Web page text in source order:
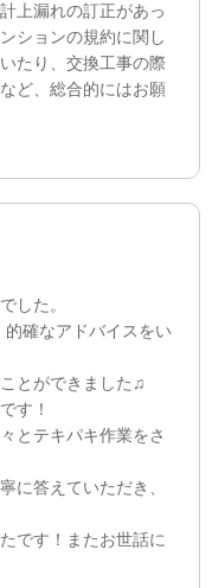
上漏れの訂正があっ
ションの規約に関し
たり、交換工事の際
ど、総合的にはお願
した。
確なアドバイスをい
とができました♫
す！
とテキパキ作業をさ
に答えていただき、
です！またお世話に